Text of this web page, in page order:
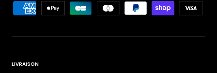
LIVRAISON